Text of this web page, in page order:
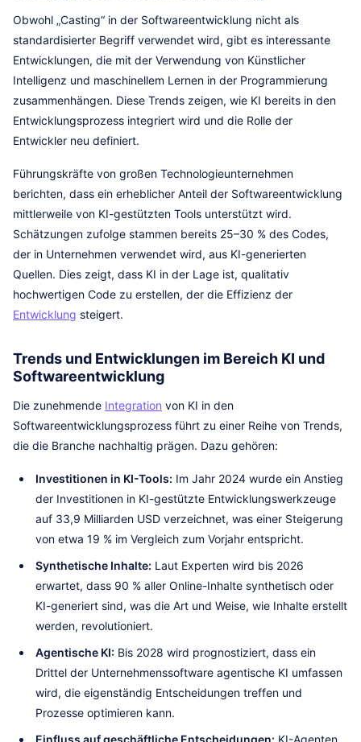
Obwohl „Casting“ in der Softwareentwicklung nicht als
standardisierter Begriff verwendet wird, gibt es interessante
Entwicklungen, die mit der Verwendung von Künstlicher
Intelligenz und maschinellem Lernen in der Programmierung
zusammenhängen. Diese Trends zeigen, wie KI bereits in den
Entwicklungsprozess integriert wird und die Rolle der
Entwickler neu definiert.
Führungskräfte von großen Technologieunternehmen
berichten, dass ein erheblicher Anteil der Softwareentwicklung
mittlerweile von KI-gestützten Tools unterstützt wird.
Schätzungen zufolge stammen bereits 25–30 % des Codes,
der in Unternehmen verwendet wird, aus KI-generierten
Quellen. Dies zeigt, dass KI in der Lage ist, qualitativ
hochwertigen Code zu erstellen, der die Effizienz der
Entwicklung steigert.
Trends und Entwicklungen im Bereich KI und
Softwareentwicklung
Die zunehmende Integration von KI in den
Softwareentwicklungsprozess führt zu einer Reihe von Trends,
die die Branche nachhaltig prägen. Dazu gehören:
Investitionen in KI-Tools: Im Jahr 2024 wurde ein Anstieg
der Investitionen in KI-gestützte Entwicklungswerkzeuge
auf 33,9 Milliarden USD verzeichnet, was einer Steigerung
von etwa 19 % im Vergleich zum Vorjahr entspricht.
Synthetische Inhalte: Laut Experten wird bis 2026
erwartet, dass 90 % aller Online-Inhalte synthetisch oder
KI-generiert sind, was die Art und Weise, wie Inhalte erstellt
werden, revolutioniert.
Agentische KI: Bis 2028 wird prognostiziert, dass ein
Drittel der Unternehmenssoftware agentische KI umfassen
wird, die eigenständig Entscheidungen treffen und
Prozesse optimieren kann.
Einfluss auf geschäftliche Entscheidungen: KI-Agenten